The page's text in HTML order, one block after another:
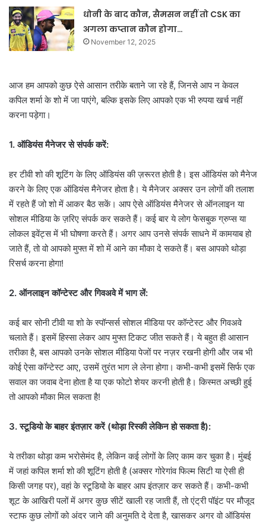
धोनी के बाद कौन, सैमसन नहीं तो CSK का
अगला कप्तान कौन होगा…
November 12, 2025
आज हम आपको कुछ ऐसे आसान तरीके बताने जा रहे हैं, जिनसे आप न केवल
कपिल शर्मा के शो में जा पाएंगे, बल्कि इसके लिए आपको एक भी रुपया खर्च नहीं
करना पड़ेगा।
1. ऑडियंस मैनेजर से संपर्क करें:
हर टीवी शो की शूटिंग के लिए ऑडियंस की ज़रूरत होती है। इस ऑडियंस को मैनेज
करने के लिए एक ऑडियंस मैनेजर होता है। ये मैनेजर अक्सर उन लोगों की तलाश
में रहते हैं जो शो में आकर बैठ सकें। आप ऐसे ऑडियंस मैनेजर से ऑनलाइन या
सोशल मीडिया के ज़रिए संपर्क कर सकते हैं। कई बार ये लोग फेसबुक ग्रुप्स या
लोकल इवेंट्स में भी घोषणा करते हैं। अगर आप उनसे संपर्क साधने में कामयाब हो
जाते हैं, तो वो आपको मुफ्त में शो में आने का मौका दे सकते हैं। बस आपको थोड़ा
रिसर्च करना होगा!
2. ऑनलाइन कॉन्टेस्ट और गिवअवे में भाग लें:
कई बार सोनी टीवी या शो के स्पॉन्सर्स सोशल मीडिया पर कॉन्टेस्ट और गिवअवे
चलाते हैं। इसमें हिस्सा लेकर आप मुफ्त टिकट जीत सकते हैं। ये बहुत ही आसान
तरीका है, बस आपको उनके सोशल मीडिया पेजों पर नज़र रखनी होगी और जब भी
कोई ऐसा कॉन्टेस्ट आए, उसमें तुरंत भाग ले लेना होगा। कभी-कभी इसमें सिर्फ एक
सवाल का जवाब देना होता है या एक फोटो शेयर करनी होती है। किस्मत अच्छी हुई
तो आपको मौका मिल सकता है!
3. स्टूडियो के बाहर इंतज़ार करें (थोड़ा रिस्की लेकिन हो सकता है):
ये तरीका थोड़ा कम भरोसेमंद है, लेकिन कई लोगों के लिए काम कर चुका है। मुंबई
में जहां कपिल शर्मा शो की शूटिंग होती है (अक्सर गोरेगांव फिल्म सिटी या ऐसी ही
किसी जगह पर), वहां के स्टूडियो के बाहर आप इंतज़ार कर सकते हैं। कभी-कभी
शूट के आखिरी पलों में अगर कुछ सीटें खाली रह जाती हैं, तो एंट्री पॉइंट पर मौजूद
स्टाफ कुछ लोगों को अंदर जाने की अनुमति दे देता है, खासकर अगर वो ऑडियंस